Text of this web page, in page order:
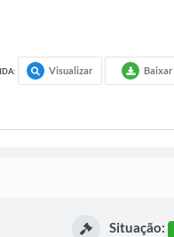
Visualizar Baixar
Situação: